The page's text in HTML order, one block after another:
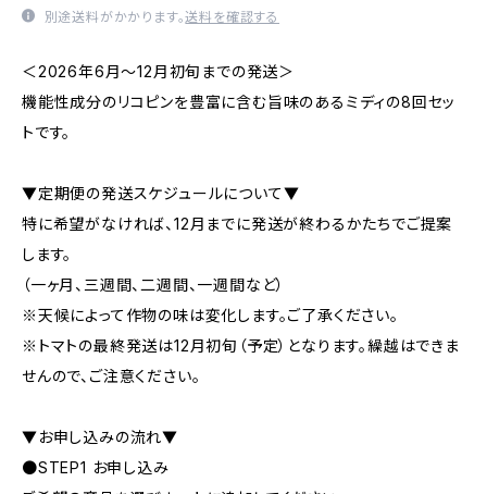
別途送料がかかります。送料を確認する
＜2026年6月〜12月初旬までの発送＞
機能性成分のリコピンを豊富に含む旨味のあるミディの8回セッ
トです。
▼定期便の発送スケジュールについて▼
特に希望がなければ、12月までに発送が終わるかたちでご提案
します。
（一ヶ月、三週間、二週間、一週間など）
※天候によって作物の味は変化します。ご了承ください。
※トマトの最終発送は12月初旬（予定）となります。繰越はできま
せんので、ご注意ください。
▼お申し込みの流れ▼
●STEP1 お申し込み